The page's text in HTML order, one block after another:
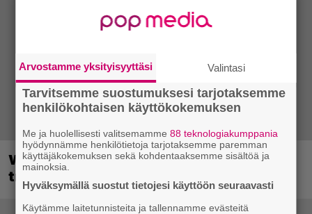
Wreckfest 2 sai rallienglannintäyteisen
trailerin
Arvostamme yksityisyyttäsi Valintasi
Tarvitsemme suostumuksesi tarjotaksemme
henkilökohtaisen käyttökokemuksen
Me ja huolellisesti valitsemamme88 teknologiakumppania
hyödynnämme henkilötietoja tarjotaksemme paremman
käyttäjäkokemuksen sekä kohdentaaksemme sisältöä ja
mainoksia.
Hyväksymällä suostut tietojesi käyttöön seuraavasti
Käytämme laitetunnisteita ja tallennamme evästeitä